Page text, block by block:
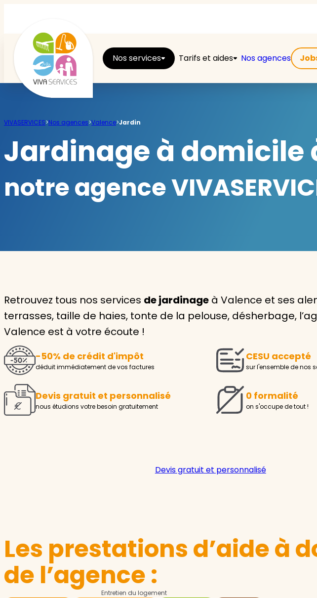
Nos services Tarifs et aides Nos agences
Repassage
Jardin
Seniors
Handicaps
Voir tous les services
Avec
service
Pour l’entretien
ou
domicile sont là
VIVASERVICES>Nos agences>Valence>Jardin
Jardinage à domicile
notre agence
Retrouvez tous nos services de jardinage à Valence et ses
terrasses, taille de haies, tonte de la pelouse, désherbage,
Valence est à votre écoute !
-50% de crédit d'impôt
déduit immédiatement de vos factures
CESU accepté
sur l'ensemble de nos
Devis gratuit et personnalisé
nous étudions votre besoin gratuitement
0 formalité
on s'occupe de tout !
Devis gratuit et personnalisé
Les prestations d’aide à
de l’agence :
Entretien du logement